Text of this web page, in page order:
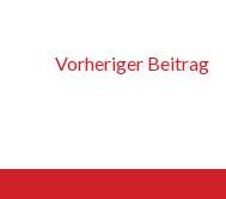
Vorheriger Beitrag